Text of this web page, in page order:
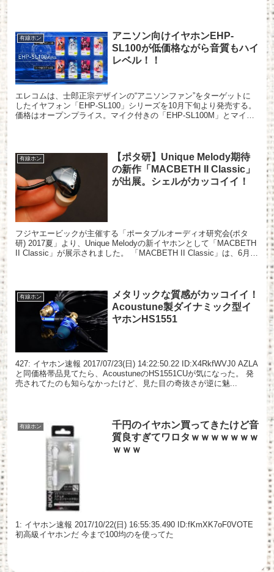
有線ホン
アニソン向けイヤホンEHP-
SL100が低価格ながら音質もハイ
レベル！！
エレコムは、士郎正宗デザインの“アニソンファン”をターゲットに
したイヤフォン「EHP-SL100」シリーズを10月下旬より発売する。
価格はオープンプライス。マイク付きの「EHP-SL100M」とマイク
有線ホン
【ポタ研】Unique Melody期待
の新作「MACBETH II Classic」
が出展。シェルがカッコイイ！
フジヤエービックが主催する「ポータブルオーディオ研究会(ポタ
研) 2017夏」より、Unique Melodyの新イヤホンとして「MACBETH
II Classic」が展示されました。 「MACBETH II Classic」は、6月に
有線ホン
メタリックな質感がカッコイイ！
Acoustune製ダイナミック型イ
ヤホンHS1551
427: イヤホン速報 2017/07/23(日) 14:22:50.22 ID:X4RkfWVJ0 AZLA
と同価格帯品見てたら、AcoustuneのHS1551CUが気になった。 発
売されてたのも知らなかったけど、見た目の奇抜さが逆に魅...
有線ホン
千円のイヤホン買ってきたけど音
質良すぎてワロタｗｗｗｗｗｗｗ
ｗｗｗ
1: イヤホン速報 2017/10/22(日) 16:55:35.490 ID:fKmXK7oF0VOTE
初高級イヤホンだ 今まで100均のを使ってた